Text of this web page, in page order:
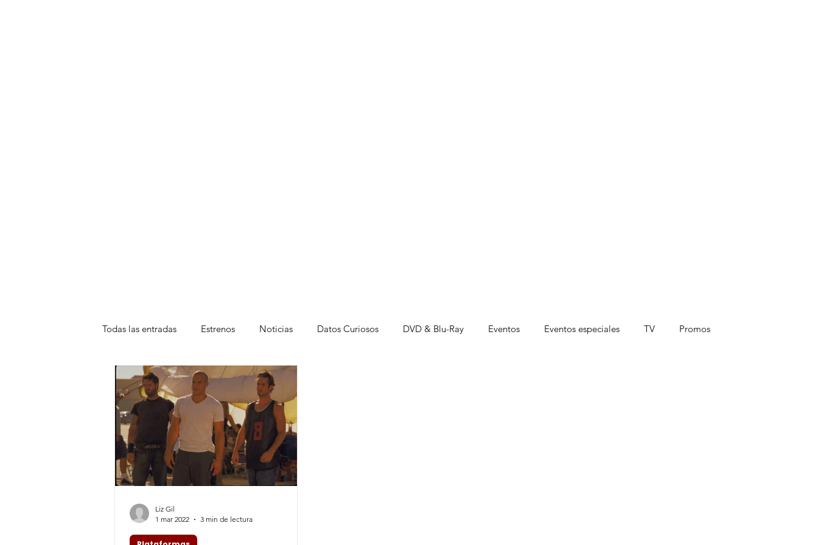
Todas las entradas Estrenos Noticias Datos Curiosos DVD & Blu-Ray Eventos Eventos especiales TV Promos
Teatro Plataformas Entrevistas
Liz Gil
1 mar 2022
3 min de lectura